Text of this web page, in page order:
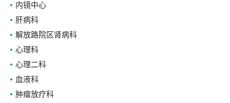
内镜中心
肝病科
解放路院区肾病科
心理科
心理二科
血液科
肿瘤放疗科